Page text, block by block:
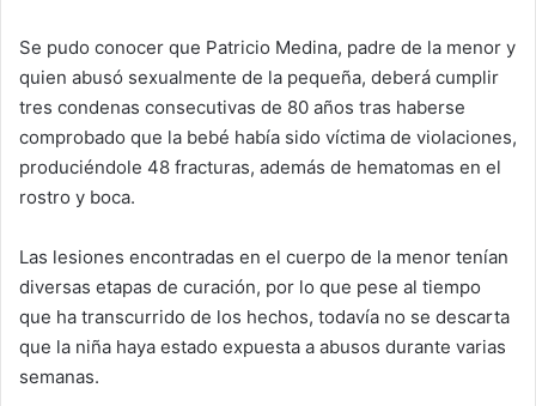
Se pudo conocer que Patricio Medina, padre de la menor y
quien abusó sexualmente de la pequeña, deberá cumplir
tres condenas consecutivas de 80 años tras haberse
comprobado que la bebé había sido víctima de violaciones,
produciéndole 48 fracturas, además de hematomas en el
rostro y boca.
Las lesiones encontradas en el cuerpo de la menor tenían
diversas etapas de curación, por lo que pese al tiempo
que ha transcurrido de los hechos, todavía no se descarta
que la niña haya estado expuesta a abusos durante varias
semanas.